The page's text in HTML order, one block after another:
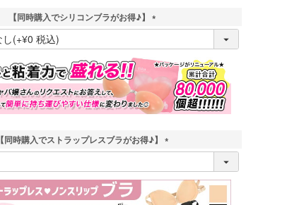
【同時購入でシリコンブラがお得♪】
(
必
須
)
【同時購入でストラップレスブラがお得♪】
(
必
須
)